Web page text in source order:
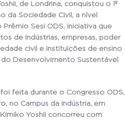
de Londrina, conquistou o 1º
da Sociedade Civil, a nível
Sesi ODS, iniciativa que
de indústrias, empresas, poder
civil e instituições de ensino
Desenvolvimento Sustentável
feita durante o Congresso ODS,
no Campus da Indústria, em
Yoshii concorreu com